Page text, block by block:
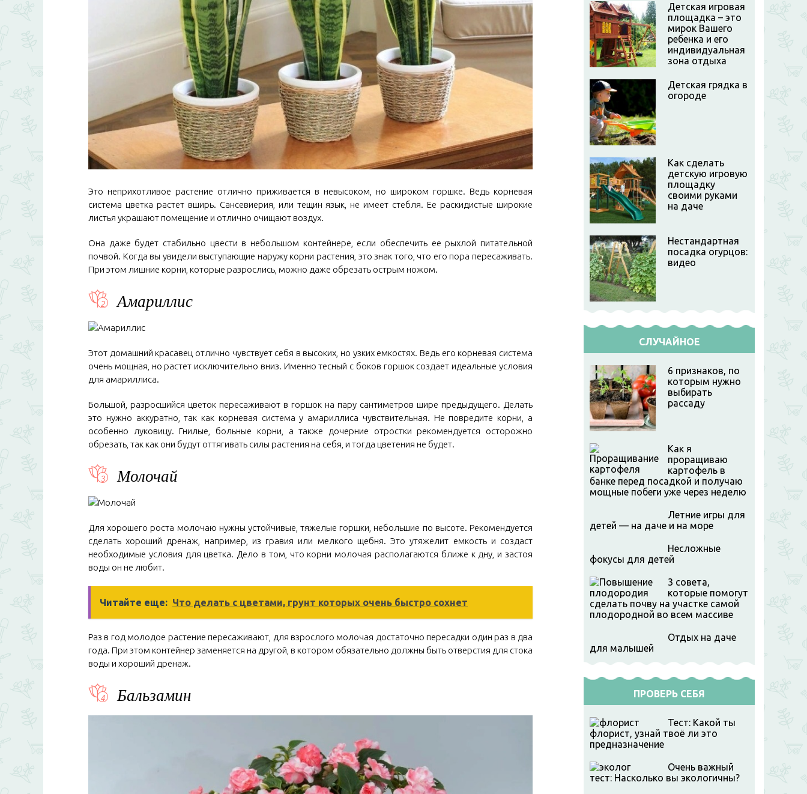
Это неприхотливое растение отлично приживается в невысоком, но широком горшке. Ведь корневая
система цветка растет вширь. Сансевиерия, или тещин язык, не имеет стебля. Ее раскидистые широкие
листья украшают помещение и отлично очищают воздух.
Она даже будет стабильно цвести в небольшом контейнере, если обеспечить ее рыхлой питательной
почвой. Когда вы увидели выступающие наружу корни растения, это знак того, что его пора пересаживать.
При этом лишние корни, которые разрослись, можно даже обрезать острым ножом.
Амариллис
Этот домашний красавец отлично чувствует себя в высоких, но узких емкостях. Ведь его корневая система
очень мощная, но растет исключительно вниз. Именно тесный с боков горшок создает идеальные условия
для амариллиса.
Большой, разросшийся цветок пересаживают в горшок на пару сантиметров шире предыдущего. Делать
это нужно аккуратно, так как корневая система у амариллиса чувствительная. Не повредите корни, а
особенно луковицу. Гнилые, больные корни, а также дочерние отростки рекомендуется осторожно
обрезать, так как они будут оттягивать силы растения на себя, и тогда цветения не будет.
Молочай
Для хорошего роста молочаю нужны устойчивые, тяжелые горшки, небольшие по высоте. Рекомендуется
сделать хороший дренаж, например, из гравия или мелкого щебня. Это утяжелит емкость и создаст
необходимые условия для цветка. Дело в том, что корни молочая располагаются ближе к дну, и застоя
воды он не любит.
Читайте еще: Что делать с цветами, грунт которых очень быстро сохнет
Раз в год молодое растение пересаживают, для взрослого молочая достаточно пересадки один раз в два
года. При этом контейнер заменяется на другой, в котором обязательно должны быть отверстия для стока
воды и хороший дренаж.
Бальзамин
Детская игровая
площадка – это
мирок Вашего
ребенка и его
индивидуальная
зона отдыха
Детская грядка в
огороде
Как сделать
детскую игровую
площадку
своими руками
на даче
Нестандартная
посадка огурцов:
видео
СЛУЧАЙНОЕ
6 признаков, по
которым нужно
выбирать
рассаду
Как я
проращиваю
картофель в
банке перед посадкой и получаю
мощные побеги уже через неделю
Летние игры для
детей — на даче и на море
Несложные
фокусы для детей
3 совета,
которые помогут
сделать почву на участке самой
плодородной во всем массиве
Отдых на даче
для малышей
ПРОВЕРЬ СЕБЯ
Тест: Какой ты
флорист, узнай твоё ли это
предназначение
Очень важный
тест: Насколько вы экологичны?